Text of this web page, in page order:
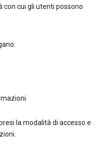
cui gli utenti possono
la modalità di accesso e